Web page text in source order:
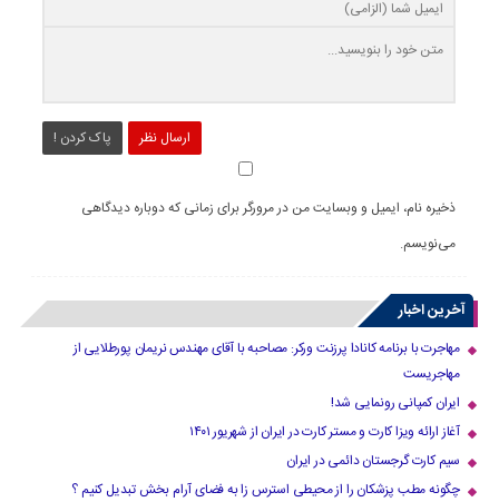
ارسال نظر پاک کردن !
ذخیره نام، ایمیل و وبسایت من در مرورگر برای زمانی که دوباره دیدگاهی
می‌نویسم.
آخرین اخبار
مهاجرت با برنامه کانادا پرزنت ورکر: مصاحبه با آقای مهندس نریمان پورطلایی از
مهاجریست
ایران کمپانی رونمایی شد!
آغاز ارائه ویزا کارت و مستر کارت در ایران از شهریور ۱۴۰۱
سیم کارت گرجستان دائمی در ایران
چگونه مطب پزشکان را از محیطی استرس زا به فضای آرام بخش تبدیل کنیم ؟